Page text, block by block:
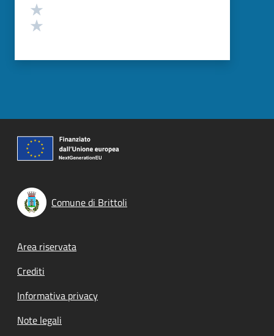
Comune di Brittoli
Footer menu
Area riservata
Crediti
Informativa privacy
Note legali